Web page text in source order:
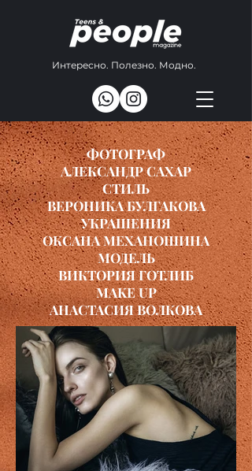
Интересно. Полезно. Модно.
ФОТОГРАФ
АЛЕКСАНДР САХАР
СТИЛЬ
ВЕРОНИКА БУЛГАКОВА
УКРАШЕНИЯ
ОКСАНА МЕХАНОШИНА
МОДЕЛЬ
ВИКТОРИЯ ГОТЛИБ
МАKE UP
АНАСТАСИЯ ВОЛКОВА